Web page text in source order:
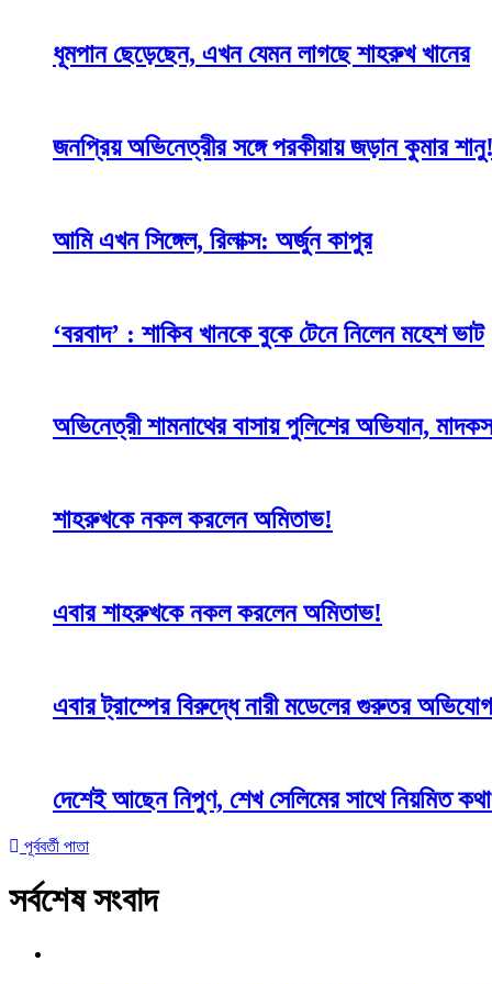
ধূমপান ছেড়েছেন, এখন যেমন লাগছে শাহরুখ খানের
জনপ্রিয় অভিনেত্রীর সঙ্গে পরকীয়ায় জড়ান কুমার শানু!
আমি এখন সিঙ্গেল, রিলাক্স: অর্জুন কাপুর
‘বরবাদ’ : শাকিব খানকে বুকে টেনে নিলেন মহেশ ভাট
অভিনেত্রী শামনাথের বাসায় পুলিশের অভিযান,
শাহরুখকে নকল করলেন অমিতাভ!
এবার শাহরুখকে নকল করলেন অমিতাভ!
এবার ট্রাম্পের বিরুদ্ধে নারী মডেলের গুরুতর অভিযোগ
দেশেই আছেন নিপুণ, শেখ সেলিমের সাথে নিয়মিত
পূর্ববর্তী পাতা
সর্বশেষ সংবাদ